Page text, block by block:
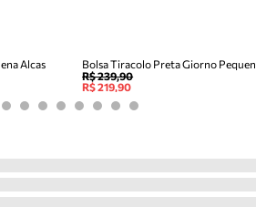
Alcas
Bolsa Tiracolo Preta Giorno
R$ 239,90
R$ 219,90